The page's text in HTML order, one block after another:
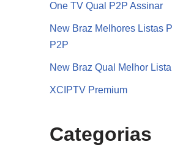
One TV Qual P2P Assinar
New Braz Melhores Listas
P2P
New Braz Qual Melhor
XCIPTV Premium
Categorias